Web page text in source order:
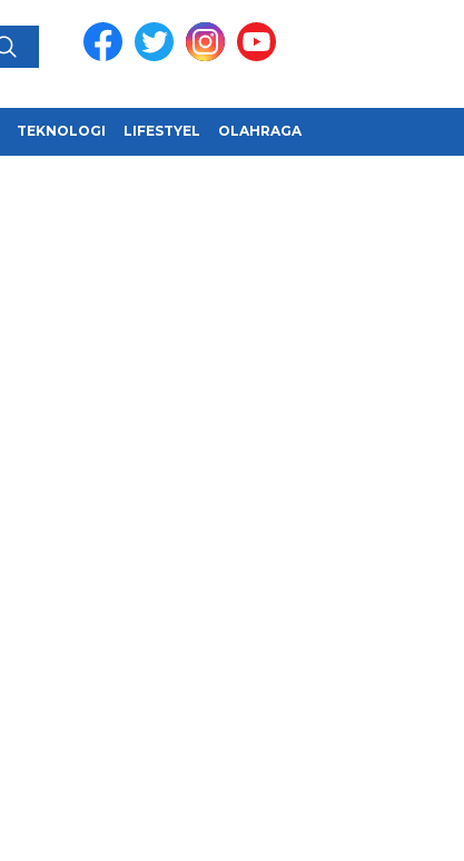
TEKNOLOGI LIFESTYEL OLAHRAGA